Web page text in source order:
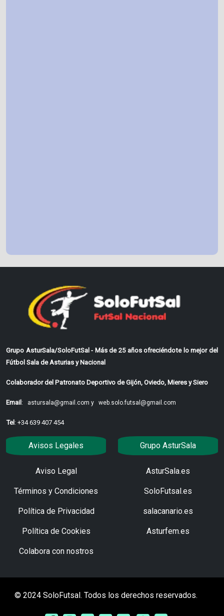
Grupo AsturSala/SoloFutSal - Más de 25 años ofreciéndote lo mejor del
Fútbol Sala de Asturias y Nacional
Colaborador del Patronato Deportivo de Gijón, Oviedo, Mieres y Siero
Email: astursala@gmail.com y web.solo.futsal@gmail.com
Tel: +34 639 407 454
Avisos Legales
Aviso Legal
Términos y Condiciones
Política de Privacidad
Política de Cookies
Colabora con nostros
Grupo AsturSala
AsturSala.es
SoloFutsal.es
salacanario.es
Asturfem.es
© 2024 SoloFutsal. Todos los derechos reservados.